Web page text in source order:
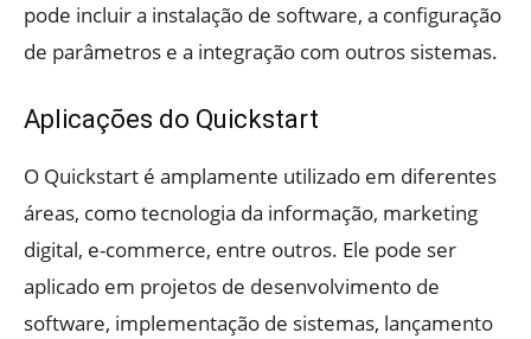
pode incluir a instalação de software, a configuração
de parâmetros e a integração com outros sistemas.
Aplicações do Quickstart
O Quickstart é amplamente utilizado em diferentes
áreas, como tecnologia da informação, marketing
digital, e-commerce, entre outros. Ele pode ser
aplicado em projetos de desenvolvimento de
software, implementação de sistemas, lançamento